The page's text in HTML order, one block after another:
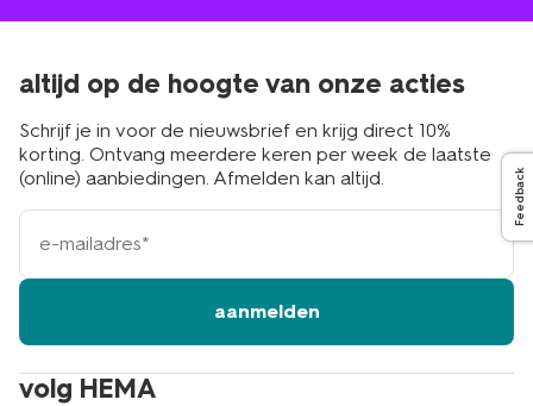
volg HEMA
altijd op de hoogte van onze acties
Schrijf je in voor de nieuwsbrief en krijg direct 10%
korting. Ontvang meerdere keren per week de laatste
(online) aanbiedingen. Afmelden kan altijd.
e-
mailadres
aanmelden
Feedback